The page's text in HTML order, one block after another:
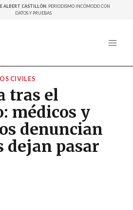
ALBERT CASTILLÓN. PERIODISMO INCÓMODO CON
DATOS Y PRUEBAS
CIVILES
tras el
médicos y
denuncian
dejan pasar